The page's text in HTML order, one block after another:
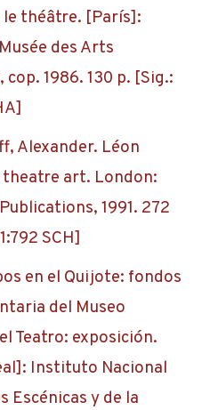
théâtre. [París]:
des Arts
1986. 130 p. [Sig.:
Alexander. Léon
art. London:
1991. 272
SCH]
en el Quijote: fondos
del Museo
Teatro: exposición.
Instituto Nacional
Escénicas y de la